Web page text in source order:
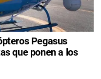
Pegasus
que ponen a los